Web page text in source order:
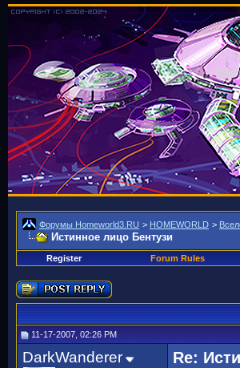
Форумы Homeworld3.RU > HOMEWORLD >
Истинное лицо Бентузи
Register Forum Rules
11-17-2007, 02:26 PM
DarkWanderer Re: